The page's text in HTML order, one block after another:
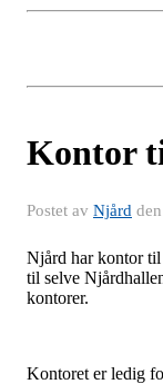
Kontor
Postet av Njård den
Njård har kontor
til selve
kontorer.
Kontoret er ledig